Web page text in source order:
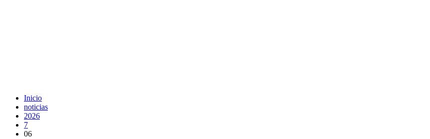
Inicio
noticias
2026
7
06